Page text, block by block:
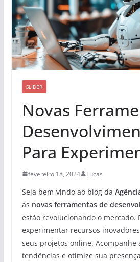
SLIDER
Novas
Para
fevereiro 18, 2024 Lucas
Seja bem-vindo ao blog da
as novas ferramentas de
estão revolucionando o mercado.
experimentar recursos
seus projetos online. Acompanhe
tendências e otimize sua